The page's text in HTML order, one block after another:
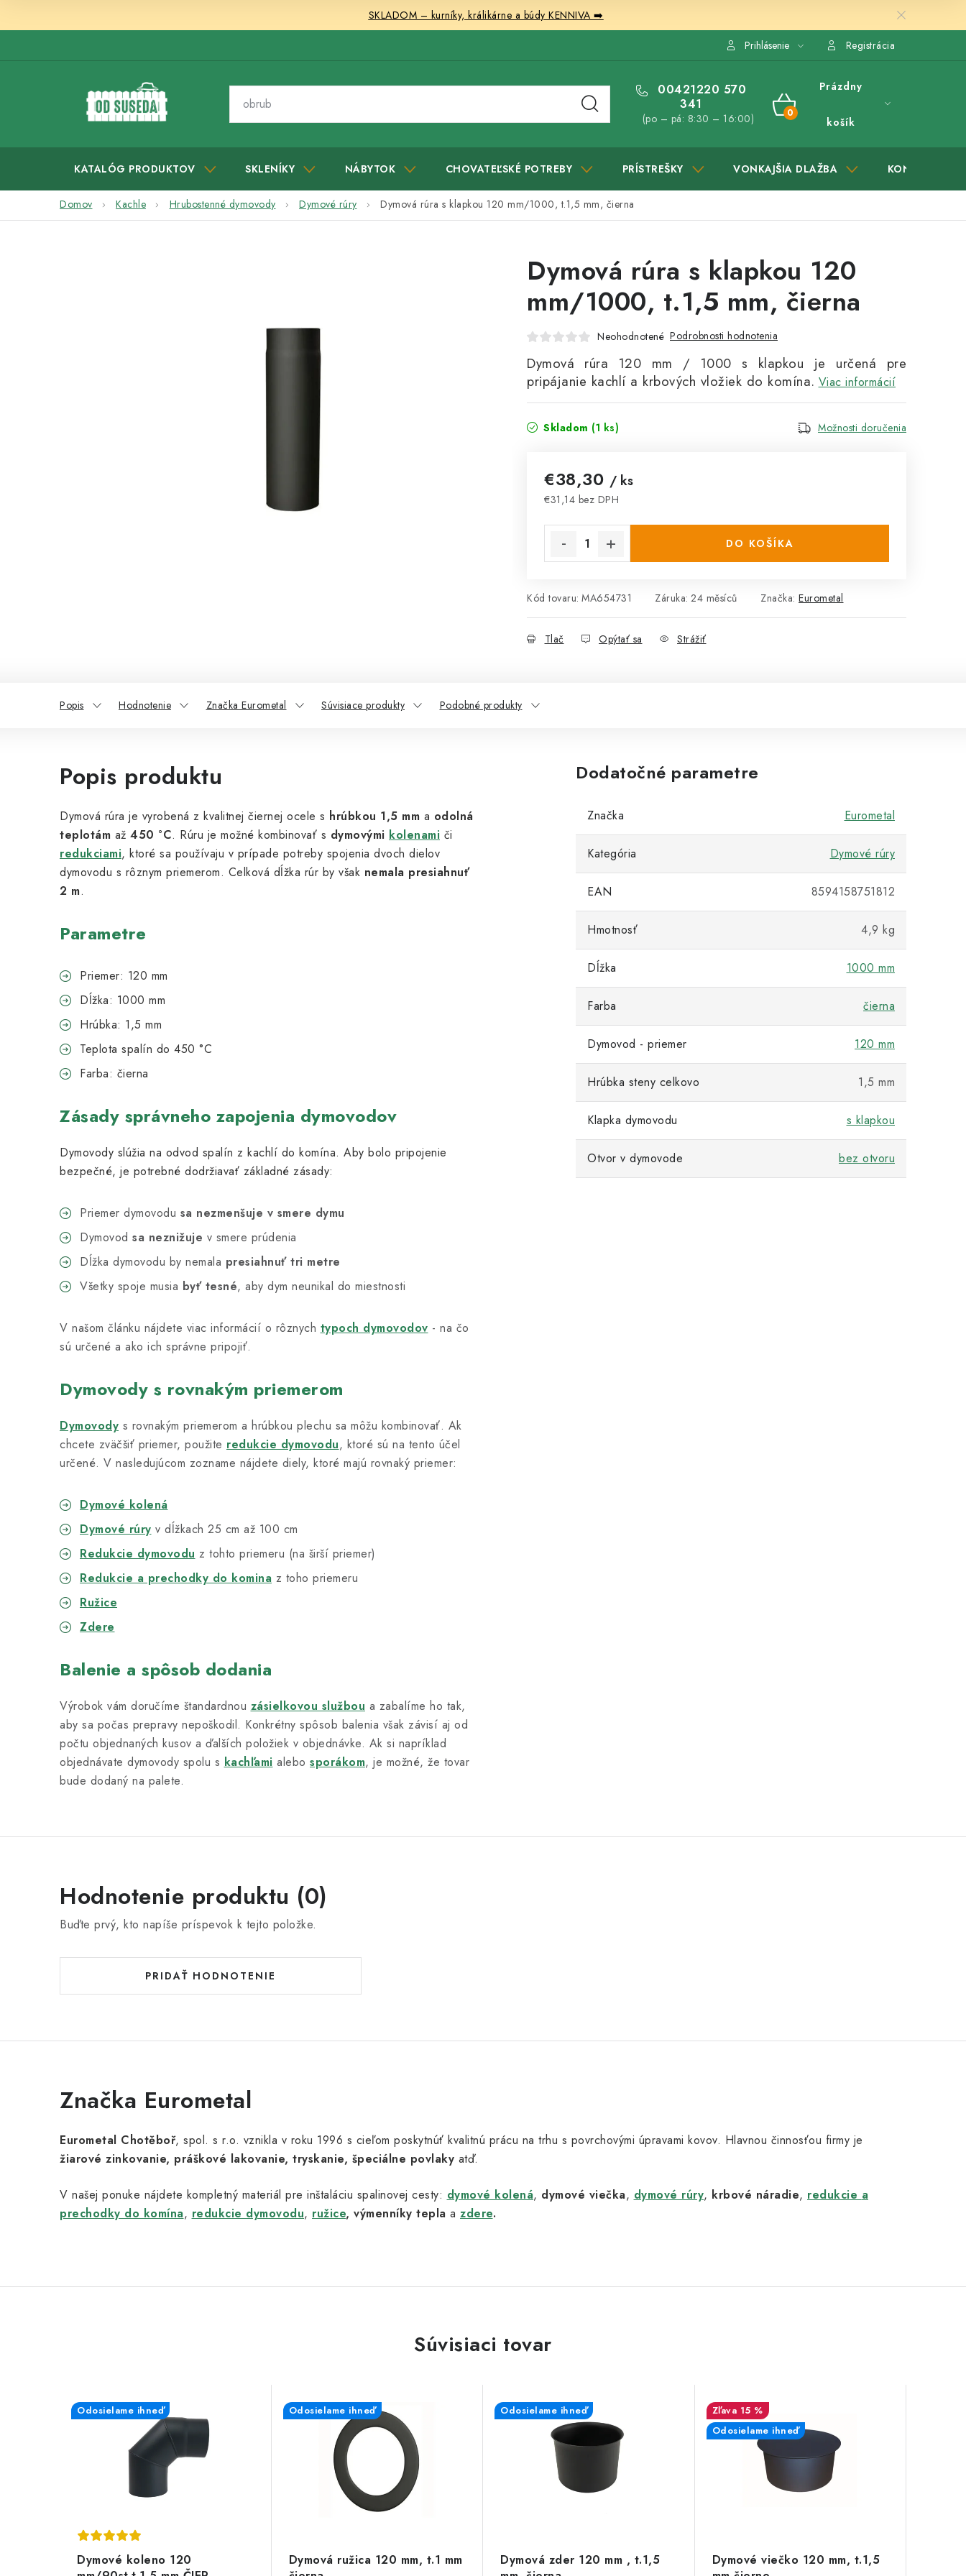
SKLADOM – kurníky, králikárne a búdy KENNIVA ➡️
Prihlásenie Registrácia
00421220 570
341
(po – pá: 8:30 – 16:00)
NÁKUPNÝ
Prázdny
košík
KATALÓG PRODUKTOV SKLENÍKY NÁBYTOK CHOVATEĽSKÉ POTREBY PRÍSTREŠKY VONKAJŠIA DLAŽBA KONTAKTY
Domov Kachle Hrubostenné dymovody Dymové rúry Dymová rúra s klapkou 120 mm/1000, t.1,5 mm, čierna
Dymová rúra s klapkou 120
mm/1000, t.1,5 mm, čierna
Neohodnotené Podrobnosti hodnotenia
Dymová rúra 120 mm / 1000 s klapkou je určená pre
pripájanie kachlí a krbových vložiek do komína. Viac informácií
Skladom (1 ks) Možnosti doručenia
€38,30 / ks
€31,14 bez DPH
DO KOŠÍKA
Kód tovaru: MA654731 Záruka: 24 měsíců Značka: Eurometal
Tlač Opýtať sa Strážiť
Popis Hodnotenie Značka Eurometal Súvisiace produkty Podobné produkty
Popis produktu
Dymová rúra je vyrobená z kvalitnej čiernej ocele s hrúbkou 1,5 mm a odolná
teplotám až 450 °C. Rúru je možné kombinovať s dymovými kolenami či
redukciami, ktoré sa používaju v prípade potreby spojenia dvoch dielov
dymovodu s rôznym priemerom. Celková dĺžka rúr by však nemala presiahnuť
2 m.
Parametre
Priemer: 120 mm
Dĺžka: 1000 mm
Hrúbka: 1,5 mm
Teplota spalín do 450 °C
Farba: čierna
Zásady správneho zapojenia dymovodov
Dymovody slúžia na odvod spalín z kachlí do komína. Aby bolo pripojenie
bezpečné, je potrebné dodržiavať základné zásady:
Priemer dymovodu sa nezmenšuje v smere dymu
Dymovod sa neznižuje v smere prúdenia
Dĺžka dymovodu by nemala presiahnuť tri metre
Všetky spoje musia byť tesné, aby dym neunikal do miestnosti
V našom článku nájdete viac informácií o rôznych typoch dymovodov - na čo
sú určené a ako ich správne pripojiť.
Dymovody s rovnakým priemerom
Dymovody s rovnakým priemerom a hrúbkou plechu sa môžu kombinovať. Ak
chcete zväčšiť priemer, použite redukcie dymovodu, ktoré sú na tento účel
určené. V nasledujúcom zozname nájdete diely, ktoré majú rovnaký priemer:
Dymové kolená
Dymové rúry v dĺžkach 25 cm až 100 cm
Redukcie dymovodu z tohto priemeru (na širší priemer)
Redukcie a prechodky do komina z toho priemeru
Ružice
Zdere
Balenie a spôsob dodania
Výrobok vám doručíme štandardnou zásielkovou službou a zabalíme ho tak,
aby sa počas prepravy nepoškodil. Konkrétny spôsob balenia však závisí aj od
počtu objednaných kusov a ďalších položiek v objednávke. Ak si napríklad
objednávate dymovody spolu s kachľami alebo sporákom, je možné, že tovar
bude dodaný na palete.
Dodatočné parametre
Značka Eurometal
Kategória Dymové rúry
EAN 8594158751812
Hmotnosť 4,9 kg
Dĺžka 1000 mm
Farba čierna
Dymovod - priemer 120 mm
Hrúbka steny celkovo 1,5 mm
Klapka dymovodu s klapkou
Otvor v dymovode bez otvoru
Hodnotenie produktu (0)
Buďte prvý, kto napíše príspevok k tejto položke.
PRIDAŤ HODNOTENIE
Značka Eurometal
Eurometal Chotěboř, spol. s r.o. vznikla v roku 1996 s cieľom poskytnúť kvalitnú prácu na trhu s povrchovými úpravami kovov. Hlavnou činnosťou firmy je
žiarové zinkovanie, práškové lakovanie, tryskanie, špeciálne povlaky atď.
V našej ponuke nájdete kompletný materiál pre inštaláciu spalinovej cesty: dymové kolená, dymové viečka, dymové rúry, krbové náradie, redukcie a
prechodky do komína, redukcie dymovodu, ružice, výmenníky tepla a zdere.
Súvisiaci tovar
Dymové koleno 120
Odosielame ihneď
Dymová ružica 120 mm, t.1 mm
Odosielame ihneď
Dymová zder 120 mm , t.1,5
Odosielame ihneď
Dymové viečko 120 mm, t.1,5
15 %
Odosielame ihneď